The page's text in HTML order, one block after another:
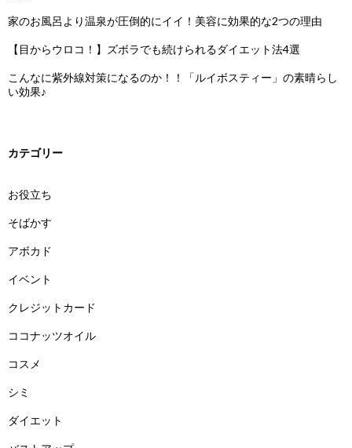
家のお風呂より温泉が圧倒的にイイ！美容に効果的な2つの理由
【目からウロコ！】ズボラでも続けられるダイエット法4選
こんなに紫外線対策になるのか！！「ルイボスティー」の素晴らし
い効果♪
カテゴリー
お役立ち
そばかす
アボカド
イベント
クレジットカード
ココナッツオイル
コスメ
シミ
ダイエット